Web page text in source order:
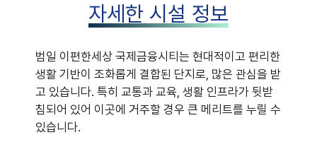
자세한 시설 정보
범일 이편한세상 국제금융시티는 현대적이고 편리한
생활 기반이 조화롭게 결합된 단지로, 많은 관심을 받
고 있습니다. 특히 교통과 교육, 생활 인프라가 뒷받
침되어 있어 이곳에 거주할 경우 큰 메리트를 누릴 수
있습니다.